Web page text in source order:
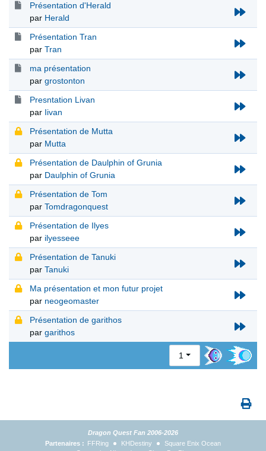
Présentation d'Herald
par Herald
Présentation Tran
par Tran
ma présentation
par grostonton
Presntation Livan
par Iivan
Présentation de Mutta
par Mutta
Présentation de Daulphin of Grunia
par Daulphin of Grunia
Présentation de Tom
par Tomdragonquest
Présentation de Ilyes
par ilyesseee
Présentation de Tanuki
par Tanuki
Ma présentation et mon futur projet
par neogeomaster
Présentation de garithos
par garithos
1
Dragon Quest Fan 2006-2026
Partenaires : FFRing KHDestiny
Square Enix Ocean